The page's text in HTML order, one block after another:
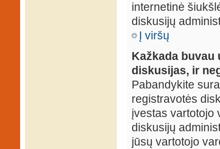
internetinė
diskusijų
Į viršų
Kažkada buvau
diskusijas, ir
Pabandykite
registravotės
įvestas vartotojo
diskusijų
jūsų vartotojo